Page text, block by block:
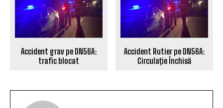
Accident grav pe DN56A:
trafic blocat
Accident Rutier pe DN56A:
Circulație Închisă